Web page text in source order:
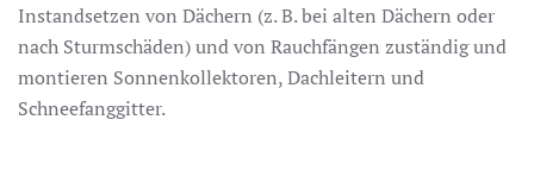
Instandsetzen von Dächern (z. B. bei alten Dächern oder
nach Sturmschäden) und von Rauchfängen zuständig und
montieren Sonnenkollektoren, Dachleitern und
Schneefanggitter.